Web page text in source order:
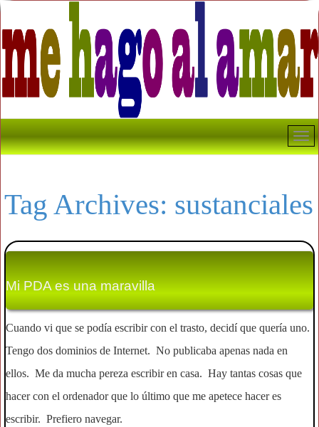
Tag Archives: sustanciales
Mi PDA es una maravilla
Cuando vi que se podía escribir con el trasto, decidí que quería uno.
Tengo dos dominios de Internet. No publicaba apenas nada en
ellos. Me da mucha pereza escribir en casa. Hay tantas cosas que
hacer con el ordenador que lo último que me apetece hacer es
escribir. Prefiero navegar.